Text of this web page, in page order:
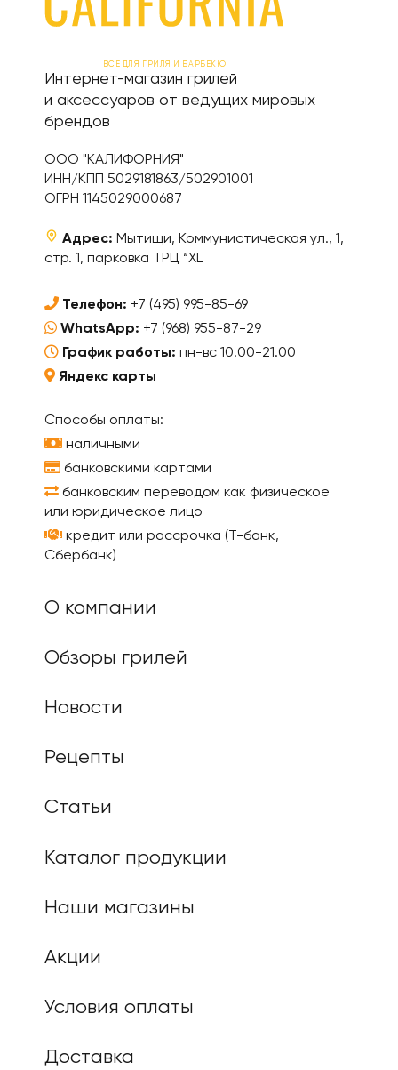
ВСЕ ДЛЯ ГРИЛЯ И БАРБЕКЮ
Интернет-магазин грилей
и аксессуаров от ведущих мировых
брендов
ООО "КАЛИФОРНИЯ"
ИНН/КПП 5029181863/502901001
ОГРН 1145029000687
Адрес: Мытищи, Коммунистическая ул., 1,
стр. 1, парковка ТРЦ “XL
Телефон: +7 (495) 995-85-69
WhatsApp: +7 (968) 955-87-29
График работы: пн-вс 10.00-21.00
Яндекс карты
Способы оплаты:
наличными
банковскими картами
банковским переводом как физическое
или юридическое лицо
кредит или рассрочка (Т-банк,
Сбербанк)
О компании
Обзоры грилей
Новости
Рецепты
Статьи
Каталог продукции
Наши магазины
Акции
Условия оплаты
Доставка